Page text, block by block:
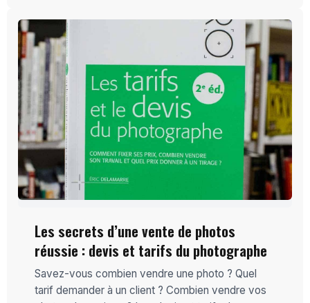
Les secrets d’une vente de photos
réussie : devis et tarifs du photographe
Savez-vous combien vendre une photo ? Quel
tarif demander à un client ? Combien vendre vos